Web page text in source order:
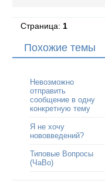
Страница: 1
Похожие темы
Невозможно
отправить
сообщение в одну
конкретную тему
Я не хочу
нововведений?
Типовые Вопросы
(ЧаВо)